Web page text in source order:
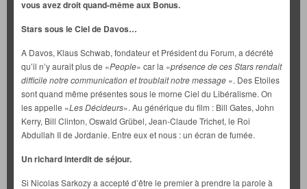
vous avez droit quand-même aux Bonus.
Stars sous le Ciel de Davos…
A Davos, Klaus Schwab, fondateur et Président du Forum, a décrété
qu’il n’y aurait plus de «People» car la «présence de ces Stars rendait
difficile notre communication et troublait notre message ». Des Etoiles
sont quand même présentes sous le morne Ciel du Libéralisme. On
les appelle «Les Décideurs». Au générique du film : Bill Gates, John
Kerry, Bill Clinton, Oswald Grübel, Jean-Claude Trichet, le Roi
Abdullah II de Jordanie. Entre eux et nous : un écran de fumée.
Un richard interdit de séjour.
Si Nicolas Sarkozy a accepté d’être le premier à prendre la parole à